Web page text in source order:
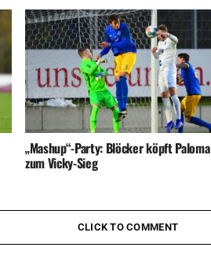
„Mashup“-Party: Blöcker köpft Paloma
zum Vicky-Sieg
CLICK TO COMMENT